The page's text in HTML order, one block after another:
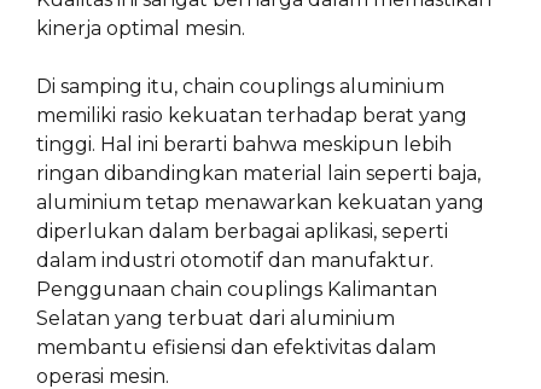
kinerja optimal mesin.
Di samping itu, chain couplings aluminium
memiliki rasio kekuatan terhadap berat yang
tinggi. Hal ini berarti bahwa meskipun lebih
ringan dibandingkan material lain seperti baja,
aluminium tetap menawarkan kekuatan yang
diperlukan dalam berbagai aplikasi, seperti
dalam industri otomotif dan manufaktur.
Penggunaan chain couplings Kalimantan
Selatan yang terbuat dari aluminium
membantu efisiensi dan efektivitas dalam
operasi mesin.